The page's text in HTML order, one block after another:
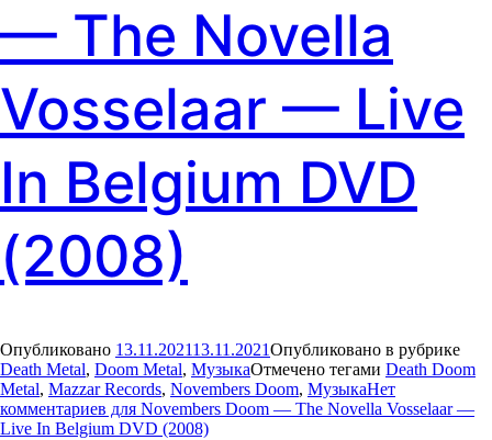
— The Novella
Vosselaar — Live
In Belgium DVD
(2008)
Опубликовано 13.11.202113.11.2021Опубликовано в рубрике
Death Metal, Doom Metal, МузыкаОтмечено тегами Death Doom
Metal, Mazzar Records, Novembers Doom, МузыкаНет
комментариев для Novembers Doom — The Novella Vosselaar —
Live In Belgium DVD (2008)